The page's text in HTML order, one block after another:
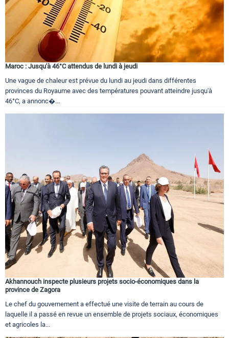
Maroc : Jusqu'à 46°C attendus de lundi à jeudi
Une vague de chaleur est prévue du lundi au jeudi dans différentes
provinces du Royaume avec des températures pouvant atteindre jusqu'à
46°C, a annonc�...
Akhannouch inspecte plusieurs projets socio-économiques dans la
province de Zagora
Le chef du gouvernement a effectué une visite de terrain au cours de
laquelle il a passé en revue un ensemble de projets sociaux, économiques
et agricoles la...